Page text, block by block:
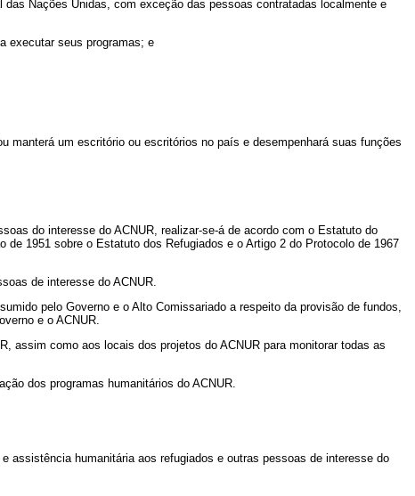
das Nações Unidas, com exceção das pessoas contratadas localmente e
executar seus programas; e
manterá um escritório ou escritórios no país e desempenhará suas funções
do interesse do ACNUR, realizar-se-á de acordo com o Estatuto do
1951 sobre o Estatuto dos Refugiados e o Artigo 2 do Protocolo de 1967
de interesse do ACNUR.
pelo Governo e o Alto Comissariado a respeito da provisão de fundos,
e o ACNUR.
assim como aos locais dos projetos do ACNUR para monitorar todas as
dos programas humanitários do ACNUR.
assistência humanitária aos refugiados e outras pessoas de interesse do